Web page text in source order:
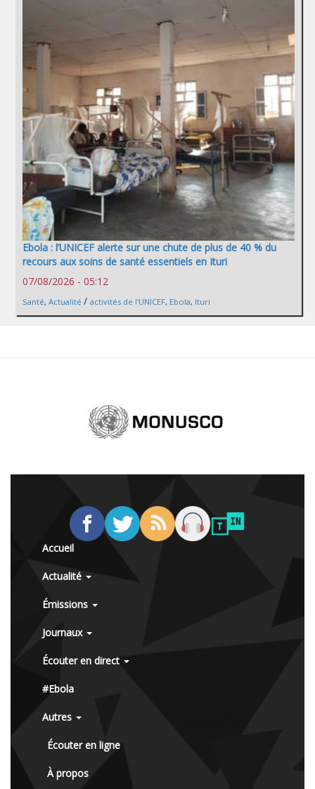
Ebola : l’UNICEF alerte sur une chute de plus de 40 % du
recours aux soins de santé essentiels en Ituri
07/08/2026 - 05:12
Santé, Actualité / activités de l'UNICEF, Ebola, Ituri
Accueil
Actualité
Émissions
Journaux
Écouter en direct
#Ebola
Autres
Écouter en ligne
À propos